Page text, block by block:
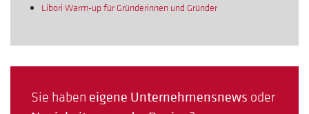
Libori Warm-up für Gründerinnen und Gründer
Sie haben eigene Unternehmensnews oder